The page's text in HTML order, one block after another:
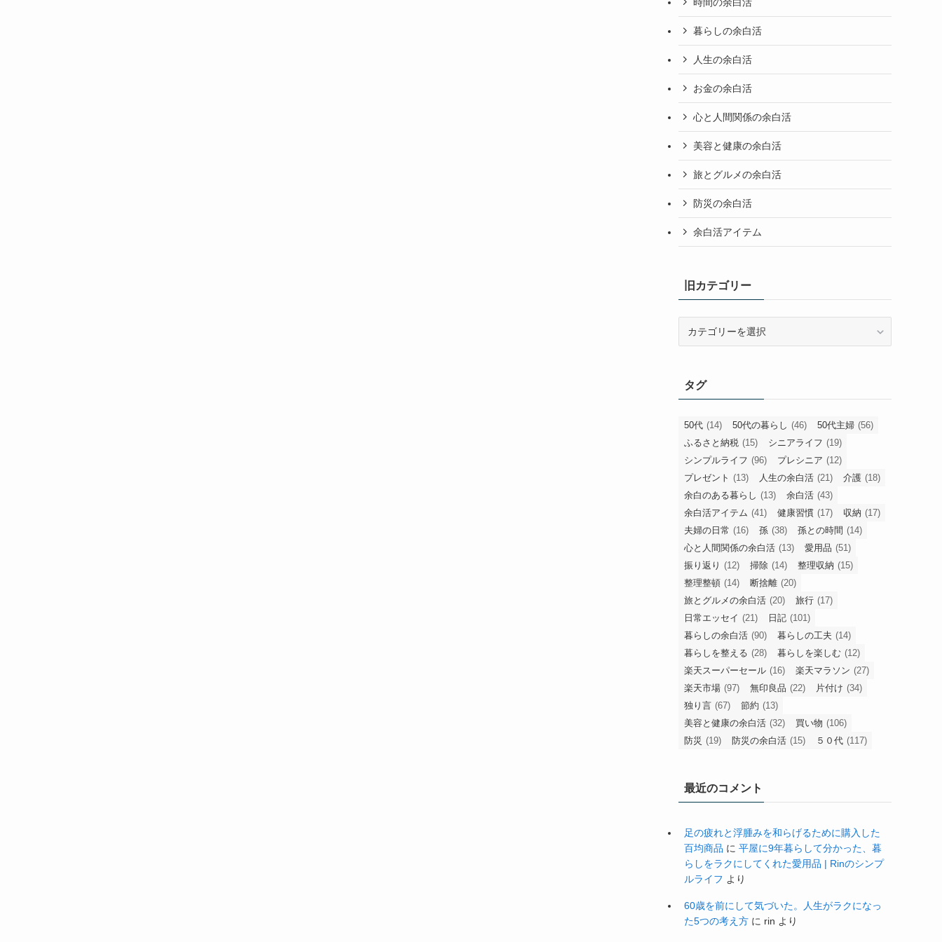
暮らしの余白活
人生の余白活
お金の余白活
心と人間関係の余白活
美容と健康の余白活
旅とグルメの余白活
防災の余白活
余白活アイテム
旧カテゴリー
リ
ー
タグ
50代 (14) 50代の暮らし (46) 50代主婦 (56)
ふるさと納税 (15) シニアライフ (19)
シンプルライフ (96) プレシニア (12)
プレゼント (13) 人生の余白活 (21) 介護 (18)
余白のある暮らし (13) 余白活 (43)
余白活アイテム (41) 健康習慣 (17) 収納 (17)
夫婦の日常 (16) 孫 (38) 孫との時間 (14)
心と人間関係の余白活 (13) 愛用品 (51)
振り返り (12) 掃除 (14) 整理収納 (15)
整理整頓 (14) 断捨離 (20)
旅とグルメの余白活 (20) 旅行 (17)
日常エッセイ (21) 日記 (101)
暮らしの余白活 (90) 暮らしの工夫 (14)
暮らしを整える (28) 暮らしを楽しむ (12)
楽天スーパーセール (16) 楽天マラソン (27)
楽天市場 (97) 無印良品 (22) 片付け (34)
独り言 (67) 節約 (13)
美容と健康の余白活 (32) 買い物 (106)
防災 (19) 防災の余白活 (15) ５０代 (117)
最近のコメント
足の疲れと浮腫みを和らげるために購入した
百均商品 に 平屋に9年暮らして分かった、暮
らしをラクにしてくれた愛用品 | Rinのシンプ
ルライフ より
60歳を前にして気づいた。人生がラクになっ
た5つの考え方 に rin より